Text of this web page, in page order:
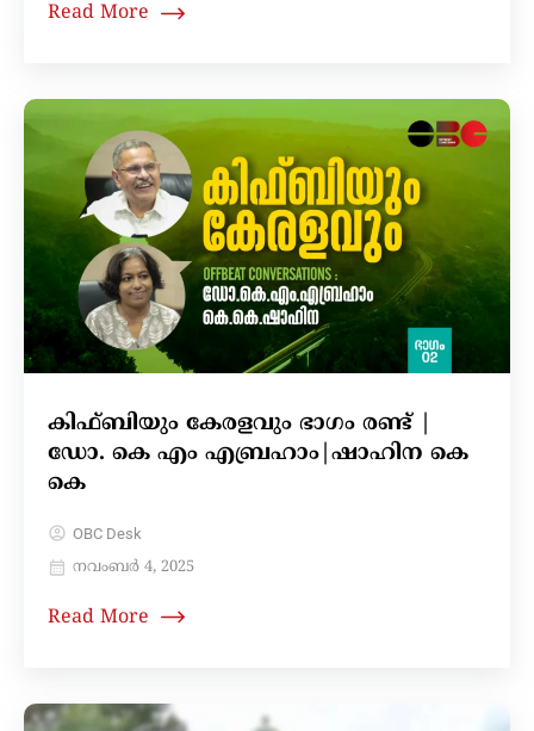
Read More
കിഫ്‌ബിയും കേരളവും ഭാഗം രണ്ട് |
ഡോ. കെ എം എബ്രഹാം|ഷാഹിന കെ
കെ
OBC Desk
നവംബർ 4, 2025
Read More